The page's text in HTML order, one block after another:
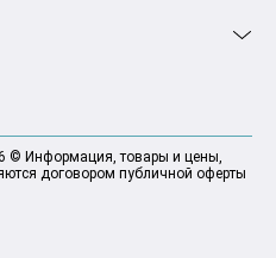
© Информация, товары и цены,
договором публичной оферты